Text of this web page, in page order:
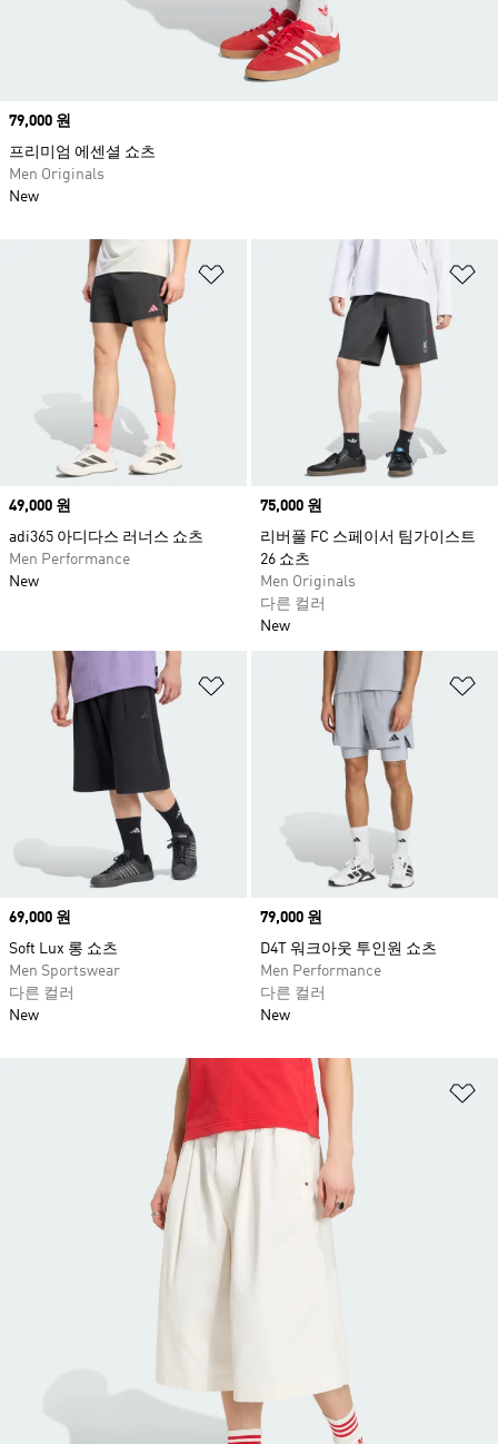
위시리스트 담기
Price
49,000 원
adi365 아디다스 러너스 쇼츠
Men Performance
New
Price
75,000 원
리버풀 FC 스페이서 팀가이스트
26 쇼츠
Men Originals
다른 컬러
New
위시리스트 담기
Price
69,000 원
Soft Lux 롱 쇼츠
Men Sportswear
다른 컬러
New
Price
79,000 원
D4T 워크아웃 투인원 쇼츠
Men Performance
다른 컬러
New
Price
79,000 원
프리미엄 에센셜 쇼츠
Men Originals
New